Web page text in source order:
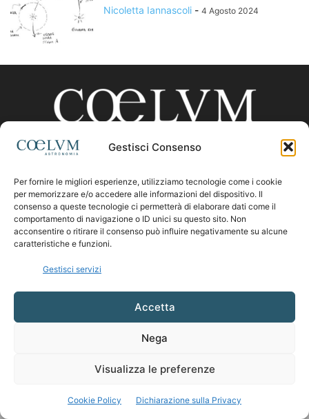
Gestisci Consenso
Per fornire le migliori esperienze, utilizziamo tecnologie come i cookie
per memorizzare e/o accedere alle informazioni del dispositivo. Il
consenso a queste tecnologie ci permetterà di elaborare dati come il
comportamento di navigazione o ID unici su questo sito. Non
acconsentire o ritirare il consenso può influire negativamente su alcune
caratteristiche e funzioni.
Gestisci servizi
Accetta
Nega
Visualizza le preferenze
Cookie Policy Dichiarazione sulla Privacy
Nicoletta Iannascoli - 4 Agosto 2024
CHI SIAMO
Contattaci:coelumastro@coelum.com